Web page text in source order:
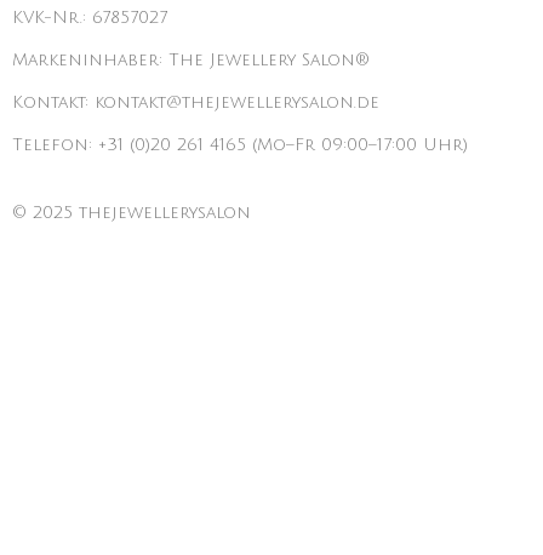
KVK-Nr.: 67857027
Markeninhaber: The Jewellery Salon®
Kontakt: kontakt@thejewellerysalon.de
Telefon: +31 (0)20 261 4165 (Mo–Fr 09:00–17:00 Uhr)
© 2025 thejewellerysalon